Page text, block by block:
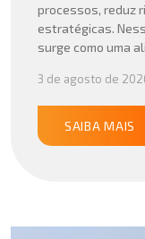
processos, reduz
estratégicas.
surge como uma
suas operações
tarefas, a IA vem
complexos, […]
3 de agosto de
SAIBA MAIS